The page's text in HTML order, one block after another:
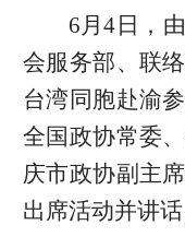
6月4日，
会服务部、联
台湾同胞赴渝
全国政协常委
庆市政协副主
出席活动并讲话